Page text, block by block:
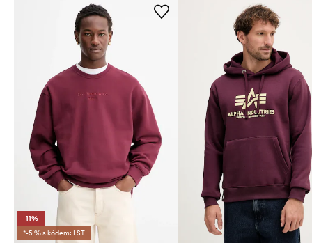
-11%
*-5 % s kódem: LST